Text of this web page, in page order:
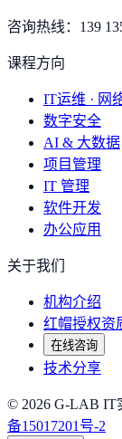
咨询热线： 139
课程方向
IT运维 · 网
数字安全
AI & 大数据
项目管理
IT 管理
软件开发
办公应用
关于我们
机构介绍
红帽授权资
在线咨询
技术分享
© 2026 G-LAB IT
备15017201号-2